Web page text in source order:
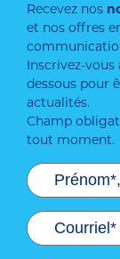
Recevez nos
et nos offres
Inscrivez-
dessous pour
actualités.
Champ
tout moment.